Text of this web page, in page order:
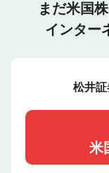
まだ米国
インター
松井
米